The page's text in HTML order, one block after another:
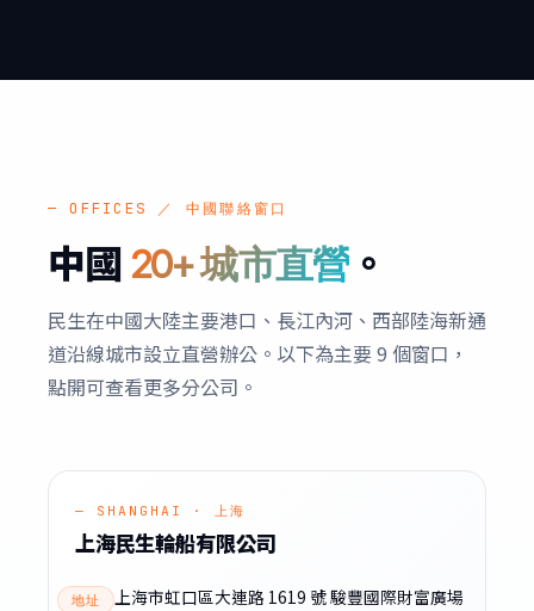
— OFFICES ／ 中國聯絡窗口
中國 20+ 城市直營 。
民生在中國大陸主要港口、長江內河、西部陸海新通
道沿線城市設立直營辦公。以下為主要 9 個窗口，
點開可查看更多分公司。
— SHANGHAI · 上海
上海民生輪船有限公司
地址
上海市虹口區大連路 1619 號 駿豐國際財富廣場